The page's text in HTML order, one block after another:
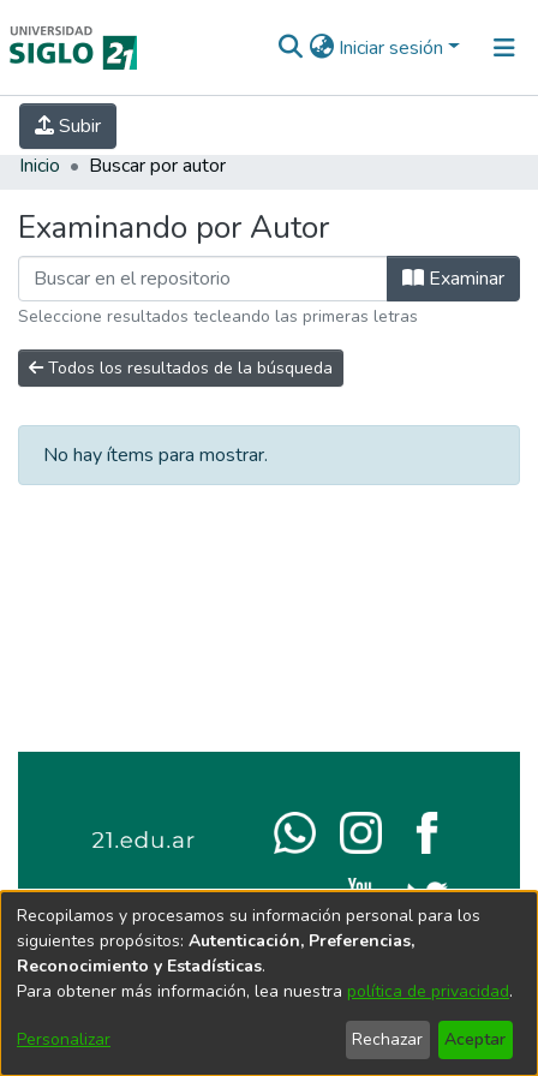
Iniciar sesión
Subir
INICIO EBOOK21
INVESTIGACIÓN
Inicio Buscar por autor
Examinando por Autor
Examinar
Seleccione resultados tecleando las primeras letras
Todos los resultados de la búsqueda
No hay ítems para mostrar.
Recopilamos y procesamos su información personal para los
siguientes propósitos: Autenticación, Preferencias,
Reconocimiento y Estadísticas.
Para obtener más información, lea nuestra política de privacidad.
Personalizar Rechazar Aceptar